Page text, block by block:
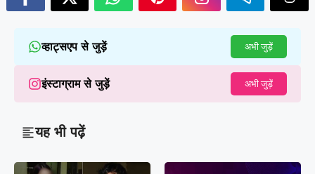
व्हाट्सएप से जुड़ें अभी जुड़ें
इंस्टाग्राम से जुड़ें अभी जुड़ें
यह भी पढ़ें